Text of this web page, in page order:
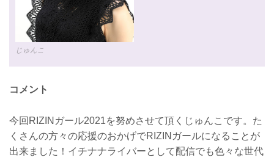
じゅんこ
コメント
今回RIZINガール2021を努めさせて頂くじゅんこです。た
くさんの方々の応援のおかげでRIZINガールになることが
出来ました！イチナナライバーとして配信でも色々な世代